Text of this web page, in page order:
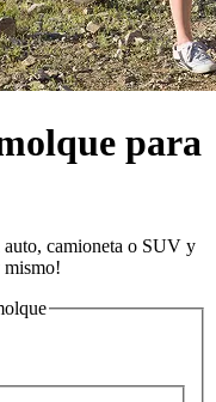
para
auto, camioneta o SUV y
mismo!